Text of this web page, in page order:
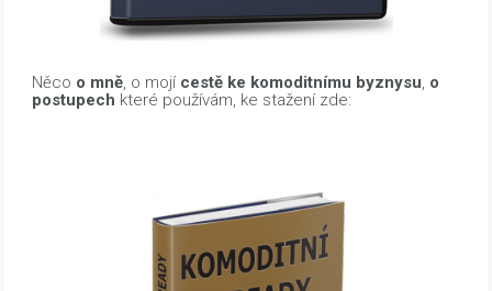
Něco o mně, o mojí cestě ke komoditnímu byznysu, o
postupech které používám, ke stažení zde: